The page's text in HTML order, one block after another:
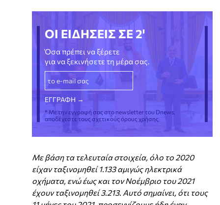
ΟΙ ΕΙΔΗΣΕΙΣ ΣΕ 2'
Όσα πρέπει να ξέρετε
για να ξεκινήσετε τη μέρα σας.
* Με την εγγραφή σας στο newsletter του Dnews,
αποδέχεστε τους σχετικούς όρους χρήσης
Με βάση τα τελευταία στοιχεία, όλο το 2020
είχαν ταξινομηθεί 1.133 αμιγώς ηλεκτρικά
οχήματα, ενώ έως και τον Νοέμβριο του 2021
έχουν ταξινομηθεί 3.213. Αυτό σημαίνει, ότι τους